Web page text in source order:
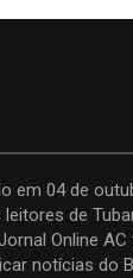
em 04 de
de
Online
notícias do